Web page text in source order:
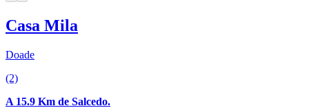
Casa Mila
Doade
(2)
A 15.9 Km de Salcedo.